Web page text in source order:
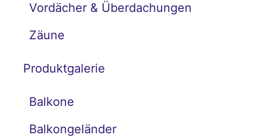
Vordächer & Überdachungen
Zäune
Produktgalerie
Balkone
Balkongeländer